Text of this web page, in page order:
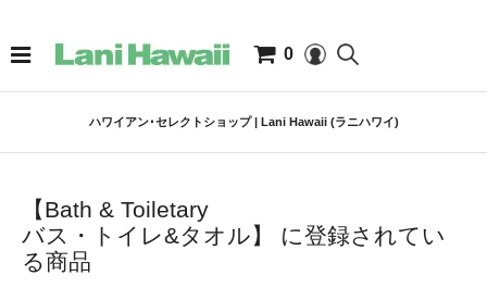
0
ハワイアン･セレクトショップ | Lani Hawaii (ラニハワイ)
【Bath & Toiletary
バス・トイレ&タオル】 に登録されてい
る商品